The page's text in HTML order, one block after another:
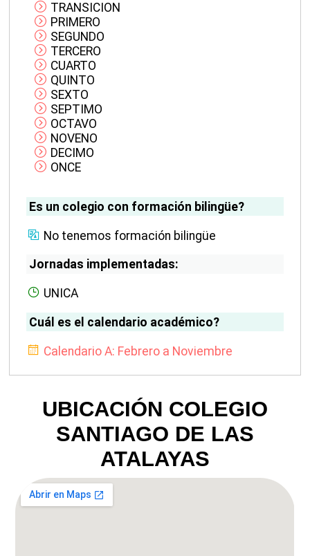
TRANSICION
PRIMERO
SEGUNDO
TERCERO
CUARTO
QUINTO
SEXTO
SEPTIMO
OCTAVO
NOVENO
DECIMO
ONCE
Es un colegio con formación bilingüe?
No tenemos formación bilingüe
Jornadas implementadas:
UNICA
Cuál es el calendario académico?
Calendario A: Febrero a Noviembre
UBICACIÓN COLEGIO
SANTIAGO DE LAS
ATALAYAS